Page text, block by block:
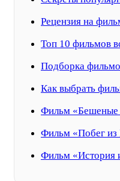
Рецензия на
Топ 10 фильмов
Подборка
Как выбрать
Фильм «Бешеные
Фильм «Побег
Фильм «История